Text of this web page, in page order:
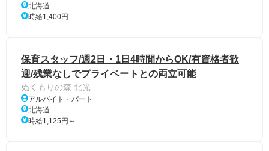
北海道
時給1,400円
保育スタッフ/週2日・1日4時間からOK/有資格者歓
迎/残業なしでプライベートとの両立可能
ぬくもりの森 北光
アルバイト・パート
北海道
時給1,125円～